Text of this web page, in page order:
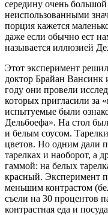
середину очень
неиспользованными
порция кажется
даже если обычно ест
называется иллюзией
Этот эксперимент
доктор Брайан Вансинк
году они провели
которых пригласили за
испытуемые были
Дельбоефа». На стол
и белым соусом.
цветов. Но одним дали
тарелках и наоборот, а
гаммой: на белых
красный. Эксперимент
меньшим контрастом
съели на 30 процентов
контрастная еда и